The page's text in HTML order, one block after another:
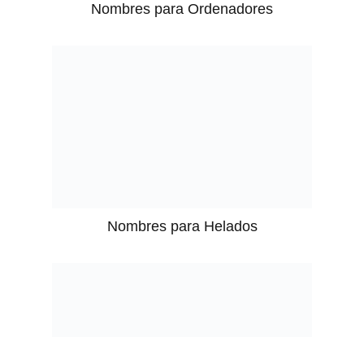
Nombres para Ordenadores
Nombres para Helados